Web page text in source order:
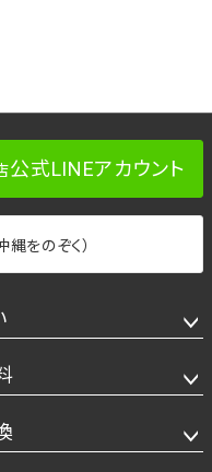
公式LINEアカウント
縄をのぞく）